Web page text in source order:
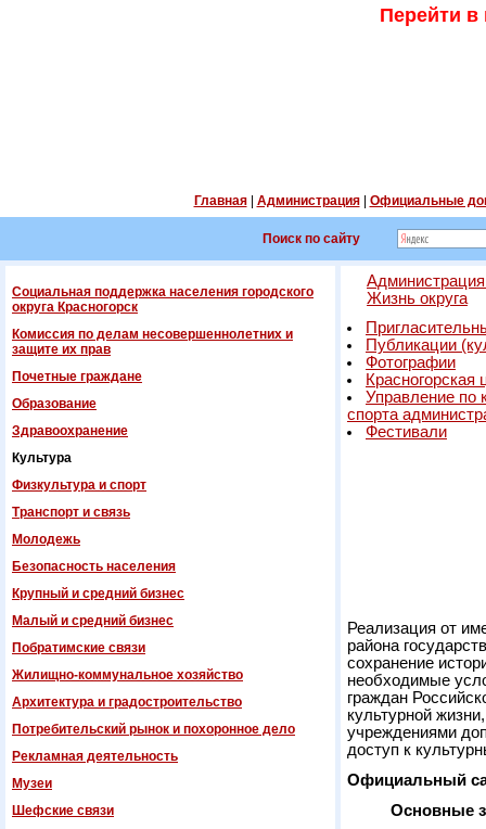
Перейти
Главная| Администрация| Официальные
Поиск по сайту
Социальная поддержка населения городского
округа Красногорск
Комиссия по делам несовершеннолетних и
защите их прав
Почетные граждане
Образование
Здравоохранение
Культура
Физкультура и спорт
Транспорт и связь
Молодежь
Безопасность населения
Крупный и средний бизнес
Малый и средний бизнес
Побратимские связи
Жилищно-коммунальное хозяйство
Архитектура и градостроительство
Потребительский рынок и похоронное дело
Рекламная деятельность
Музеи
Шефские связи
Администрация
Жизнь округа
Публикации
Фотографии
Красногорская
Управление по
спорта
Фестивали
Реализация от
района
сохранение
необходимые
граждан
культурной
учреждениями
доступ к
Официальный
Основные